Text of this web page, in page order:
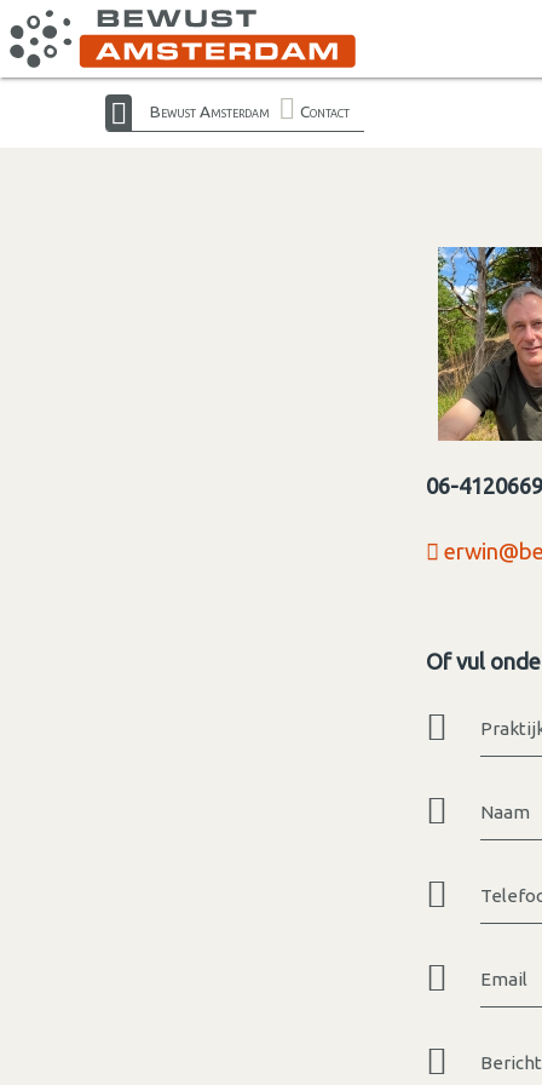
Bewust Amsterdam Contact
06-
Of vul
Naam
Email
Bericht